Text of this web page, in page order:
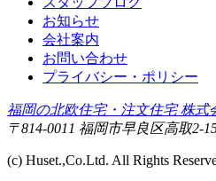
お知らせ
会社案内
お問い合わせ
プライバシー・ポリシー
福岡の北欧住宅・注文住宅 株式
〒814-0011 福岡市早良区高取2-
(c) Huset.,Co.Ltd. All Rights